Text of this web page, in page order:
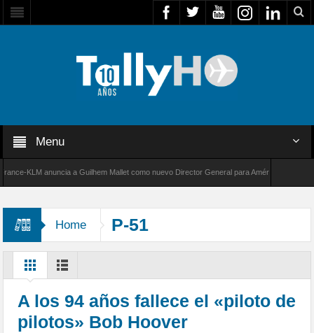
Menu
KLM anuncia a Guilhem Mallet como nuevo Director General para América Latina
Home P-51
A los 94 años fallece el «piloto de
pilotos» Bob Hoover